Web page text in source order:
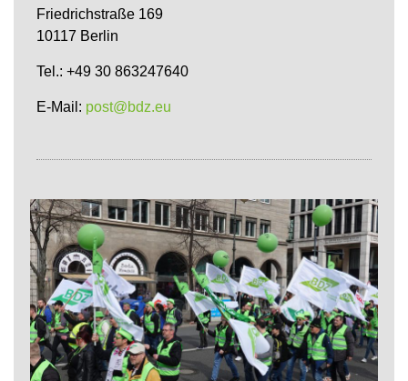
Friedrichstraße 169
10117 Berlin
Tel.: +49 30 863247640
E-Mail: post@bdz.eu